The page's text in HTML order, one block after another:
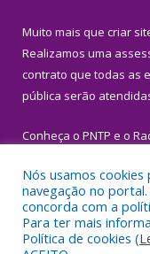
Muito mais que criar
Realizamos uma
contrato que todas as
pública serão
Conheça o PNTP e o
Todos os direitos
Nós usamos
navegação no
concorda com a
Para ter mais
Política de cookies (